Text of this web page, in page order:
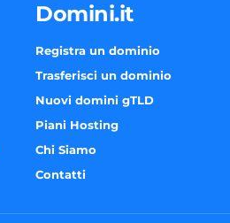
Domini.it
Registra un dominio
Trasferisci un dominio
Nuovi domini gTLD
Piani Hosting
Chi Siamo
Contatti